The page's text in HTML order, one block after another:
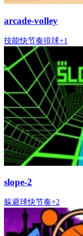
arcade-volley
技能快节奏排球+1
slope-2
躲避球快节奏+2